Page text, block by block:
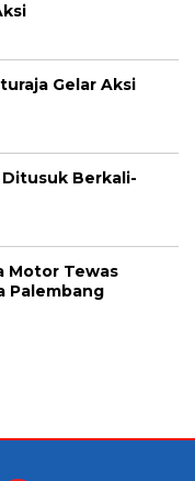
Gelar Aksi
Berkali-
Motor Tewas
Palembang